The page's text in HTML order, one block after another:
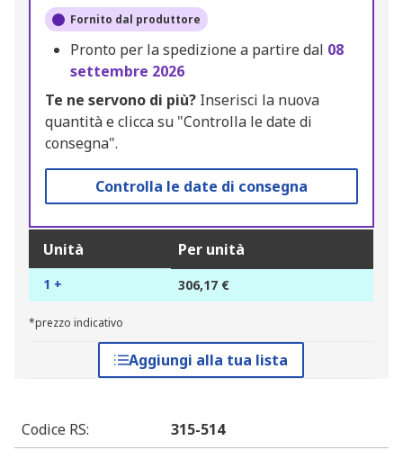
Fornito dal produttore
Pronto per la spedizione a partire dal 08
settembre 2026
Te ne servono di più? Inserisci la nuova
quantità e clicca su "Controlla le date di
consegna".
Controlla le date di consegna
Unità Per unità
1 + 306,17 €
*prezzo indicativo
Aggiungi alla tua lista
Codice RS:
315-514